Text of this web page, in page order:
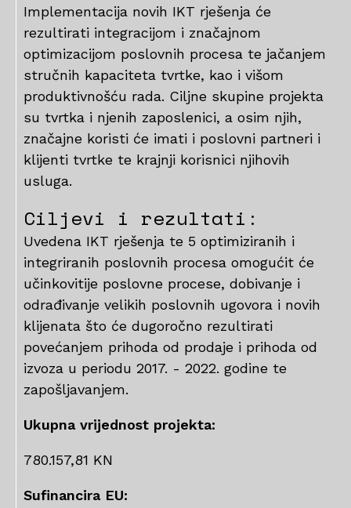
Implementacija novih IKT rješenja će
rezultirati integracijom i značajnom
optimizacijom poslovnih procesa te jačanjem
stručnih kapaciteta tvrtke, kao i višom
produktivnošću rada. Ciljne skupine projekta
su tvrtka i njenih zaposlenici, a osim njih,
značajne koristi će imati i poslovni partneri i
klijenti tvrtke te krajnji korisnici njihovih
usluga.
Ciljevi i rezultati:
Uvedena IKT rješenja te 5 optimiziranih i
integriranih poslovnih procesa omogućit će
učinkovitije poslovne procese, dobivanje i
odrađivanje velikih poslovnih ugovora i novih
klijenata što će dugoročno rezultirati
povećanjem prihoda od prodaje i prihoda od
izvoza u periodu 2017. - 2022. godine te
zapošljavanjem.
Ukupna vrijednost projekta:
780.157,81 KN
Sufinancira EU: